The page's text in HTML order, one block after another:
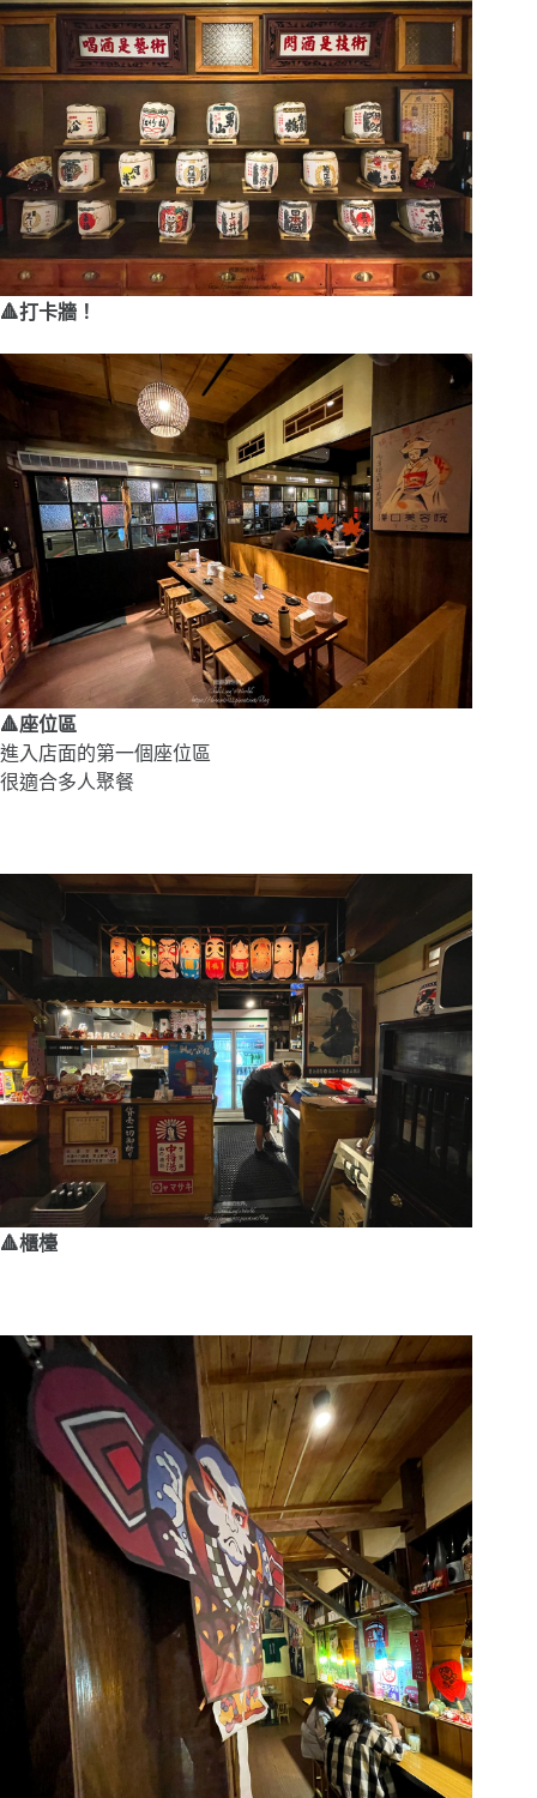
🔺打卡牆！
🔺座位區
進入店面的第一個座位區
很適合多人聚餐
🔺櫃檯